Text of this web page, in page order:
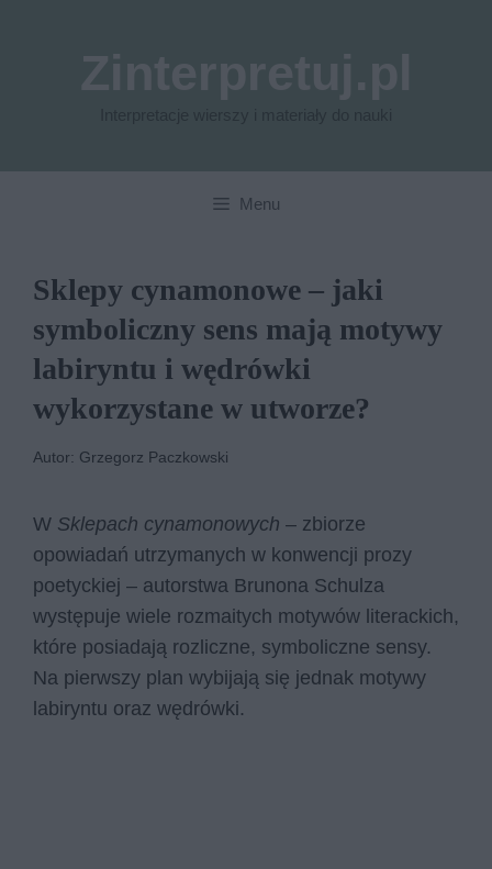
Menu
Sklepy cynamonowe – jaki
symboliczny sens mają motywy
labiryntu i wędrówki
wykorzystane w utworze?
Autor: Grzegorz Paczkowski
W Sklepach cynamonowych – zbiorze
opowiadań utrzymanych w konwencji prozy
poetyckiej – autorstwa Brunona Schulza
występuje wiele rozmaitych motywów literackich,
które posiadają rozliczne, symboliczne sensy.
Na pierwszy plan wybijają się jednak motywy
labiryntu oraz wędrówki.